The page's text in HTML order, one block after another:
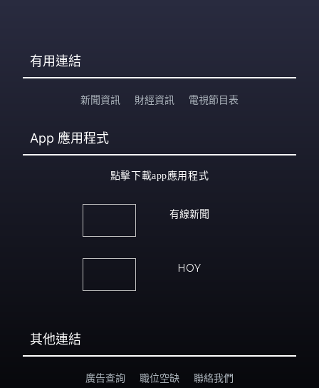
有用連結
新聞資訊 財經資訊 電視節目表
App 應用程式
點擊下載app應用程式
有線新聞
HOY
其他連結
廣告查詢 職位空缺 聯絡我們